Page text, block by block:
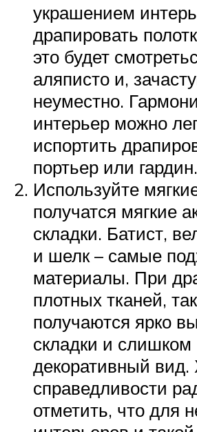
украшением
драпировать
это будет
аляписто и,
неуместно.
интерьер можно
испортить
портьер или гардин.
Используйте
получатся мягкие
складки. Батист,
и шелк – самые
материалы. При
плотных тканей,
получаются ярко
складки и слишком
декоративный вид.
справедливости
отметить, что для